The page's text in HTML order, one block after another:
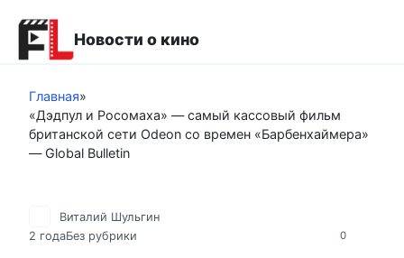
контенту
Новости о кино
Главная»
«Дэдпул и Росомаха» — самый кассовый фильм
британской сети Odeon со времен «Барбенхаймера»
— Global Bulletin
0
Виталий Шульгин
2 годаБез рубрики